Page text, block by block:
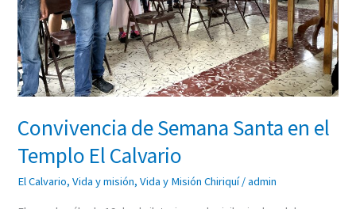
Convivencia de Semana Santa en el
Templo El Calvario
El Calvario,Vida y misión,Vida y Misión Chiriquí/admin
Calvario